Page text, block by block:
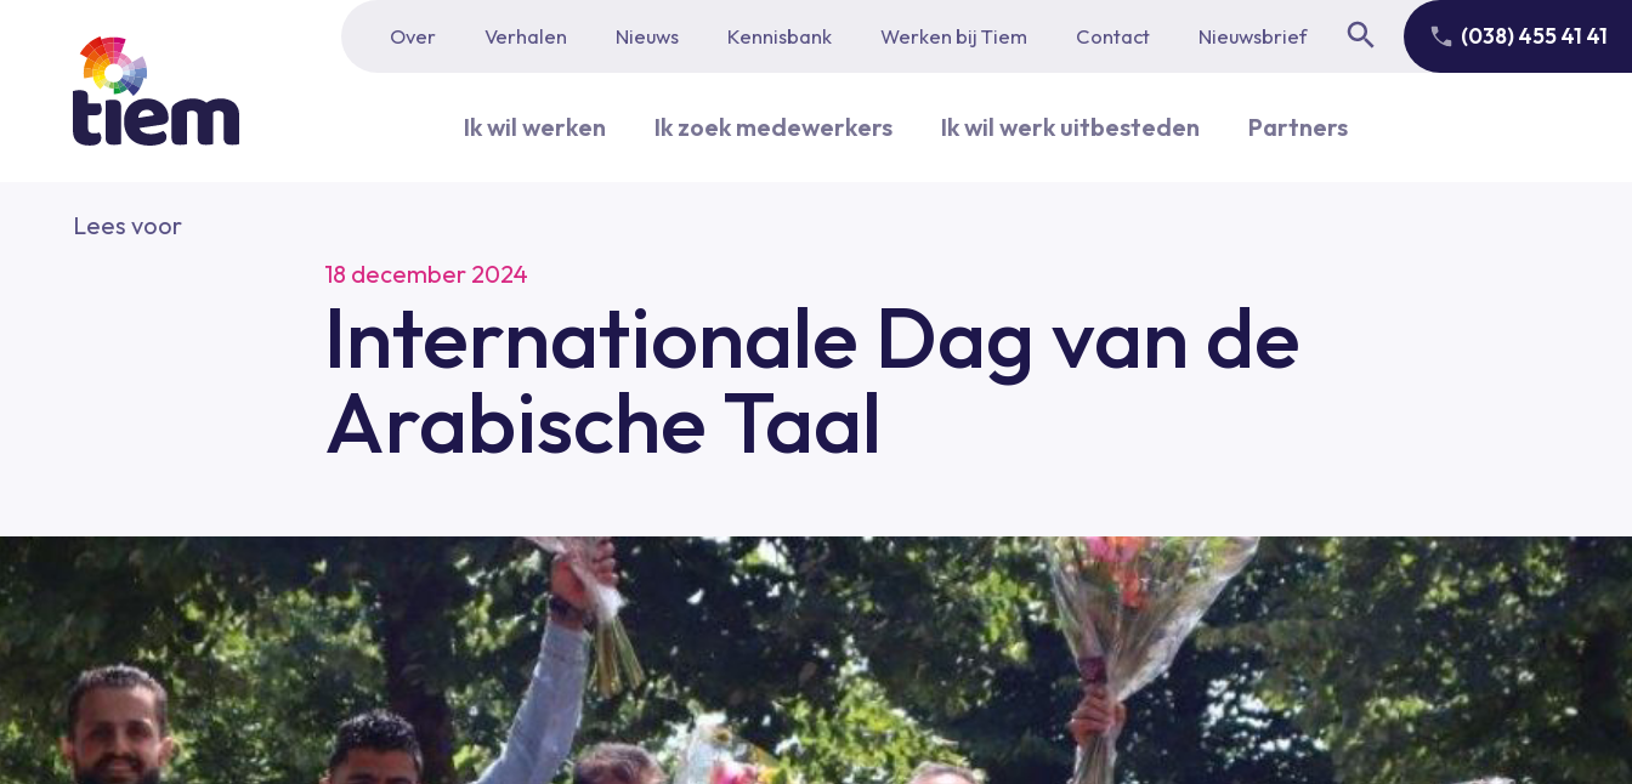
Over Verhalen Nieuws Kennisbank Werken bij Tiem Contact Nieuwsbrief (038) 455 41 41
Ik wil werken Ik zoek medewerkers Ik wil werk uitbesteden Partners
Lees voor
18 december 2024
Internationale Dag van de
Arabische Taal